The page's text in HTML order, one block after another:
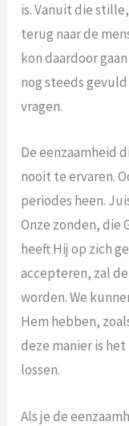
is. Vanuit die
terug naar de
kon daardoor
nog steeds
vragen.
De eenzaamheid
nooit te ervaren.
periodes heen.
Onze zonden, die
heeft Hij op zich
accepteren, zal
worden. We
Hem hebben,
deze manier is
lossen.
Als je de